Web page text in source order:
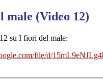
male (Video 12)
su I fiori del male:
file/d/